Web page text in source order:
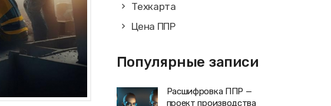
Техкарта
Цена ППР
Популярные записи
Расшифровка ППР —
проект производства